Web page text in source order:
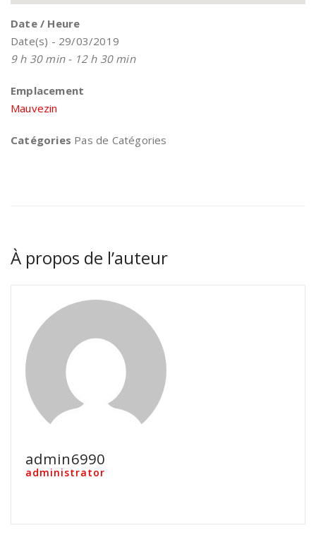
Date / Heure
Date(s) - 29/03/2019
9 h 30 min - 12 h 30 min
Emplacement
Mauvezin
Catégories Pas de Catégories
À propos de l’auteur
admin6990
administrator